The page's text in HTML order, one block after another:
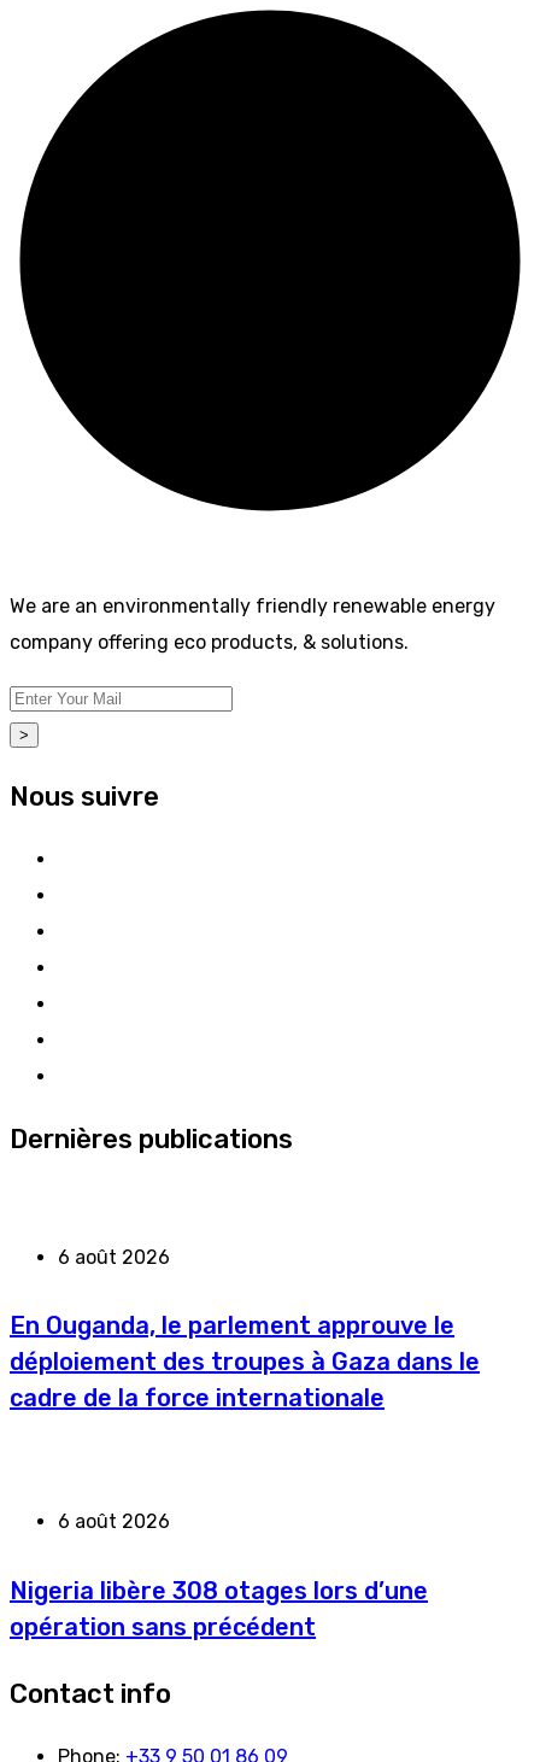
We are an environmentally friendly renewable energy
company offering eco products, & solutions.
>
Nous suivre
Dernières publications
6 août 2026
En Ouganda, le parlement approuve le
déploiement des troupes à Gaza dans le
cadre de la force internationale
6 août 2026
Nigeria libère 308 otages lors d’une
opération sans précédent
Contact info
Phone: +33 9 50 01 86 09